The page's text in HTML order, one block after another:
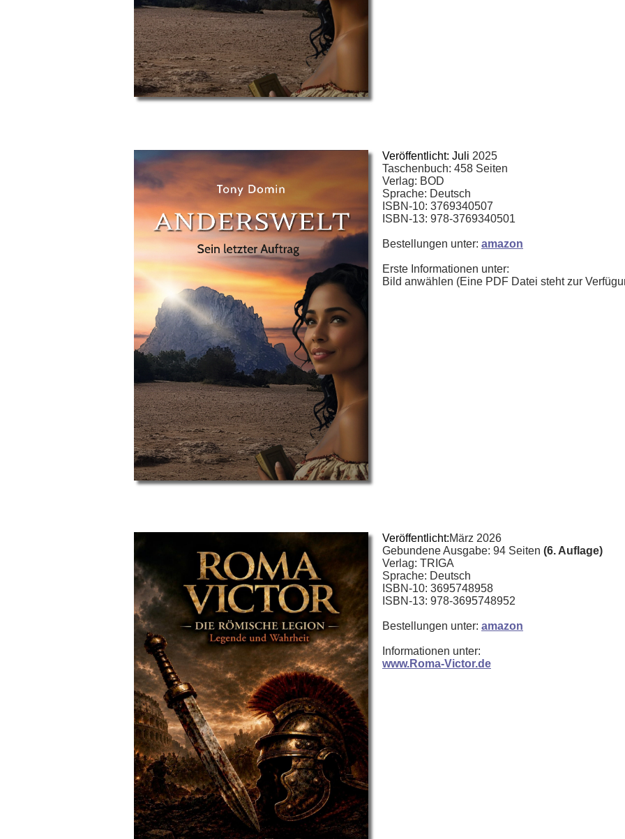
Veröffentlicht: Juli 2025
Taschenbuch: 458 Seiten
Verlag: BOD
Sprache: Deutsch
ISBN-10: 3769340507
ISBN-13: 978-3769340501
Bestellungen unter: amazon
Erste Informationen unter:
Bild anwählen (Eine PDF Datei steht zur
Veröffentlicht:März 2026
Gebundene Ausgabe: 94 Seiten (6. Auflage)
Verlag: TRIGA
Sprache: Deutsch
ISBN-10: 3695748958
ISBN-13: 978-3695748952
Bestellungen unter: amazon
Informationen unter:
www.Roma-Victor.de